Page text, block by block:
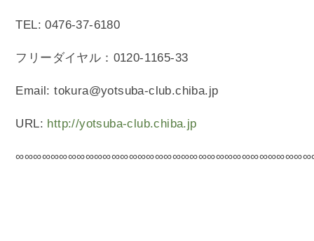
TEL: 0476-37-6180
フリーダイヤル：0120-1165-33
Email: tokura@yotsuba-club.chiba.jp
URL: http://yotsuba-club.chiba.jp